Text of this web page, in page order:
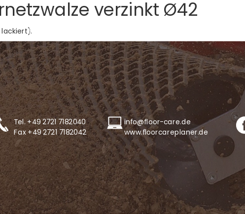
Home
verzinkt Ø42
lackiert).
Tel.+49 2721 7182040
Fax +49 2721 7182042
info@floor-care.de
www.floorcareplaner.de